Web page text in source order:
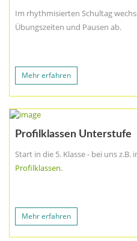
Im rhythmisierten Schultag
Übungszeiten und Pausen ab.
Mehr erfahren
Profilklassen Unterstufe
Start in die 5. Klasse - bei uns z.B.
Profilklassen.
Mehr erfahren